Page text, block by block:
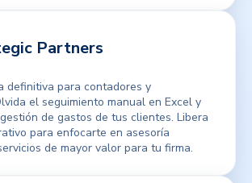
Partners
definitiva para contadores y
el seguimiento manual en Excel y
de gastos de tus clientes. Libera
para enfocarte en asesoría
de mayor valor para tu firma.